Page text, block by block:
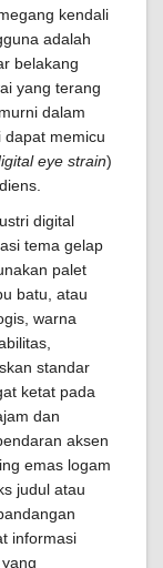
kendali
adalah
belakang
yang terang
dalam
dapat memicu
eye strain)
digital
tema gelap
palet
batu, atau
warna
standar
ketat pada
dan
aksen
emas logam
judul atau
informasi